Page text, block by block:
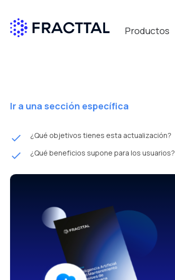
Productos
Ir a una sección específica
done ¿Qué objetivos tienes esta actualización?
done ¿Qué beneficios supone para los usuarios?